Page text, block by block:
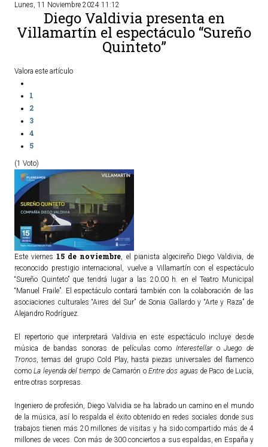
Lunes, 11 Noviembre 2024 11:12
Diego Valdivia presenta en
Villamartín el espectáculo “Sureño
Quinteto”
Valora este artículo
1
2
3
4
5
(1 Voto)
Este viernes 15 de noviembre , el pianista algecireño Diego Valdivia, de
reconocido prestigio internacional, vuelve a Villamartín con el espectáculo
“Sureño Quinteto” que tendrá lugar a las 20.00 h. en el Teatro Municipal
“Manuel Fraile”. El espectáculo contará también con la colaboración de las
asociaciones culturales “Aires del Sur” de Sonia Gallardo y “Arte y Raza” de
Alejandro Rodríguez.
El repertorio que interpretará Valdivia en este espectáculo incluye desde
música de bandas sonoras de películas como InterestellaroJuego de
Tronos , temas del grupo Cold Play, hasta piezas universales del flamenco
comoLa leyenda del tiempo de Camarón o Entre dos aguasde Paco de Lucía,
entre otras sorpresas.
Ingeniero de profesión, Diego Valvidia se ha labrado un camino en el mundo
de la música, así lo respalda el éxito obtenido en redes sociales donde sus
trabajos tienen más 20 millones de visitas y ha sido compartido más de 4
millones de veces. Con más de 300 conciertos a sus espaldas, en España y